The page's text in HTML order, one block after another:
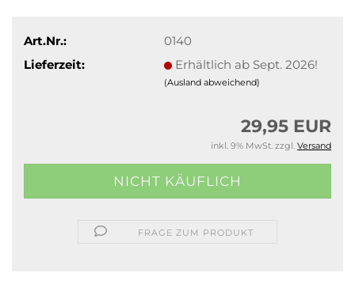
Art.Nr.:
0140
Lieferzeit:
Erhältlich ab Sept. 2026!
(Ausland abweichend)
29,95 EUR
inkl. 9% MwSt. zzgl. Versand
FRAGE ZUM PRODUKT